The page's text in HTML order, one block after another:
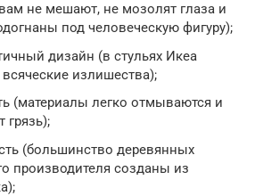
не мешают, не мозолят глаза и
под человеческую фигуру);
дизайн (в стульях Икеа
всяческие излишества);
(материалы легко отмываются и
грязь);
(большинство деревянных
производителя созданы из